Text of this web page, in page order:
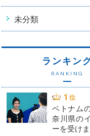
未分類
ランキン
RANKING
ベトナム
奈川県の
ーを受け